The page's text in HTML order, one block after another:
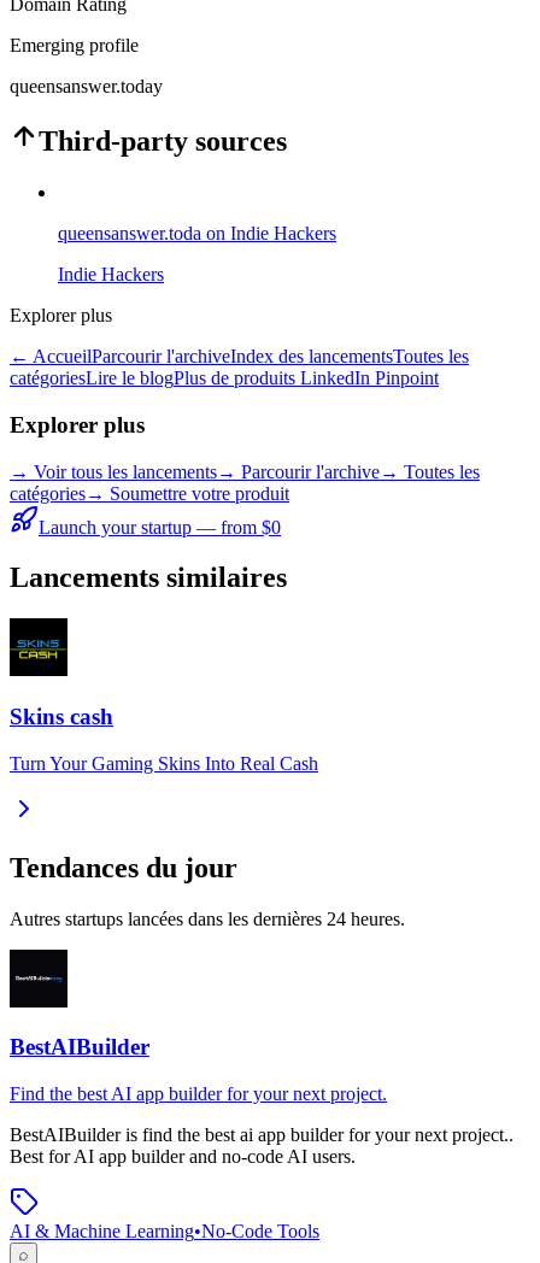
Domain Rating
Emerging profile
queensanswer.today
Third-party sources
queensanswer.toda on Indie Hackers
Indie Hackers
Explorer plus
← AccueilParcourir l'archiveIndex des lancementsToutes les
catégoriesLire le blogPlus de produits LinkedIn Pinpoint
Explorer plus
→ Voir tous les lancements→ Parcourir l'archive→ Toutes les
catégories→ Soumettre votre produit
Launch your startup — from $0
Lancements similaires
Skins cash
Turn Your Gaming Skins Into Real Cash
Tendances du jour
Autres startups lancées dans les dernières 24 heures.
BestAIBuilder
Find the best AI app builder for your next project.
BestAIBuilderis find the best ai app builder for your next project..
Best for AI app builder and no-code AI users.
AI & Machine Learning•No-Code Tools